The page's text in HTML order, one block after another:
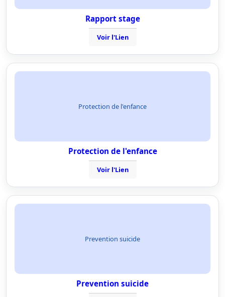
Rapport stage
Voir l'Lien
Protection de l'enfance
Protection de l'enfance
Voir l'Lien
Prevention suicide
Prevention suicide